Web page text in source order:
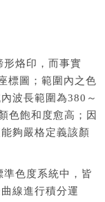
烙印，而事實
標圖；範圍內之色
波長範圍為380～
色飽和度愈高；因
夠嚴格定義該顏
色度系統中，皆
線進行積分運